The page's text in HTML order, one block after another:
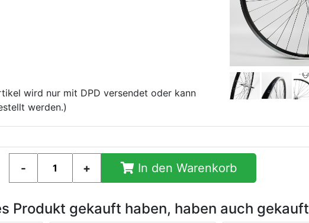
wird nur mit DPD versendet oder kann
werden.)
In den Warenkorb
Produkt gekauft haben, haben auch gekauft